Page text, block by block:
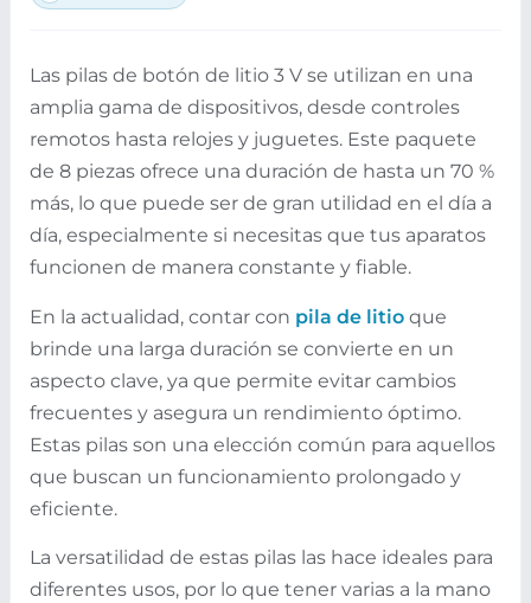
Las pilas de botón de litio 3 V se utilizan en una
amplia gama de dispositivos, desde controles
remotos hasta relojes y juguetes. Este paquete
de 8 piezas ofrece una duración de hasta un 70 %
más, lo que puede ser de gran utilidad en el día a
día, especialmente si necesitas que tus aparatos
funcionen de manera constante y fiable.
En la actualidad, contar con pila de litio que
brinde una larga duración se convierte en un
aspecto clave, ya que permite evitar cambios
frecuentes y asegura un rendimiento óptimo.
Estas pilas son una elección común para aquellos
que buscan un funcionamiento prolongado y
eficiente.
La versatilidad de estas pilas las hace ideales para
diferentes usos, por lo que tener varias a la mano